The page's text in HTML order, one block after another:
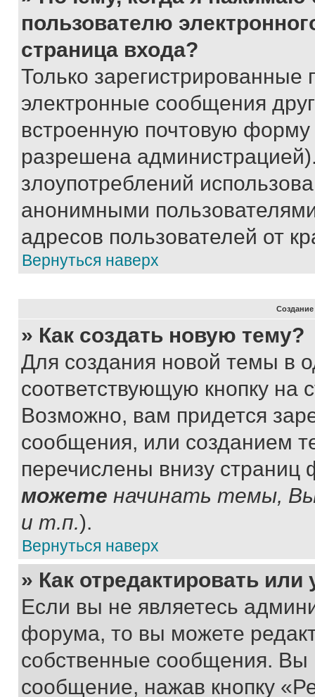
пользователю
страница входа?
Только зарегистрированные
электронные сообщения
встроенную почтовую
разрешена
злоупотреблений
анонимными
адресов пользователей от
Вернуться наверх
» Как создать новую тему?
Для создания новой темы в
соответствующую кнопку
Возможно, вам придется
сообщения, или созданием
перечислены внизу
можете начинать темы,
и т.п.).
Вернуться наверх
» Как отредактировать
Если вы не являетесь
форума, то вы можете
собственные сообщения. Вы
сообщение, нажав кнопку